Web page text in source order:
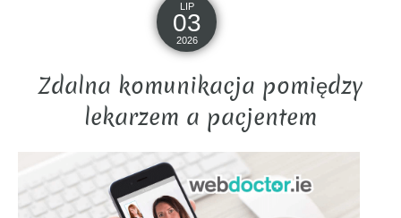
LIP
03
2026
Zdalna komunikacja pomiędzy
lekarzem a pacjentem